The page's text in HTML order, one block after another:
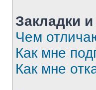
Закладки
Чем
Как мне
Как мне